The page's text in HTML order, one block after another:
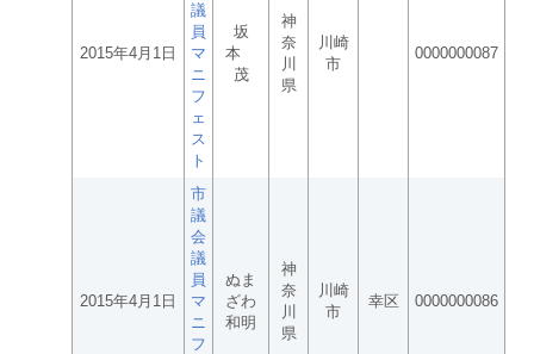
2015年4月1日
議
員
マ
ニ
フ
ェ
ス
ト
坂
本
茂
神
奈
川
県
川崎
市
0000000087
2015年4月1日
市
議
会
議
員
マ
ニ
フ
ぬま
ざわ
和明
神
奈
川
県
川崎
市
幸区 0000000086